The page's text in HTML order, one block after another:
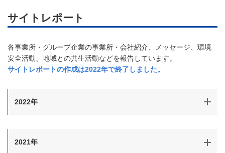
サイトレポート
各事業所・グループ企業の事業所・会社紹介、メッセージ、環境
安全活動、地域との共生活動などを報告しています。
サイトレポートの作成は2022年で終了しました。
2022年
2021年